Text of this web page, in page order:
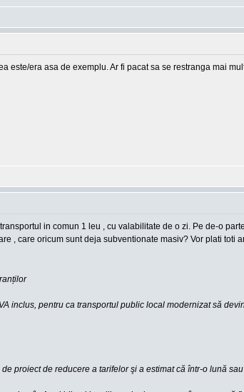
era asa de exemplu. Ar fi pacat sa se restranga mai
in comun 1 leu , cu valabilitate de o zi. Pe de-o
, care oricum sunt deja subventionate masiv? Vor plati toti
inclus, pentru ca transportul public local modernizat să
proiect de reducere a tarifelor şi a estimat că într-o lună